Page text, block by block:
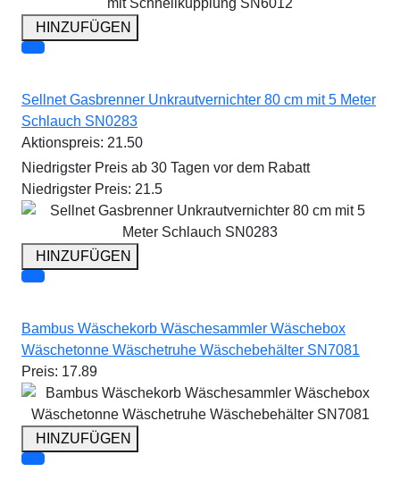
HINZUFÜGEN
Sellnet Gasbrenner Unkrautvernichter 80 cm mit 5 Meter
Schlauch SN0283
Aktionspreis: 21.50
Niedrigster Preis ab 30 Tagen vor dem Rabatt
Niedrigster Preis: 21.5
HINZUFÜGEN
Bambus Wäschekorb Wäschesammler Wäschebox
Wäschetonne Wäschetruhe Wäschebehälter SN7081
Preis: 17.89
HINZUFÜGEN